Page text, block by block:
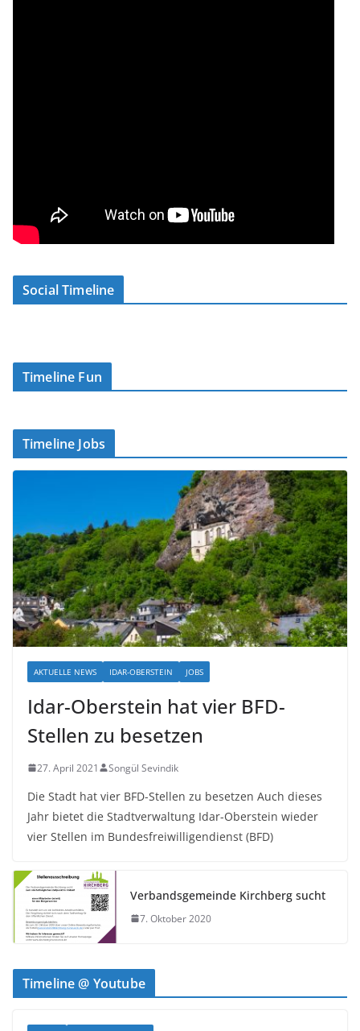
Social Timeline
Timeline Fun
Timeline Jobs
AKTUELLE NEWS IDAR-OBERSTEIN JOBS
Idar-Oberstein hat vier BFD-
Stellen zu besetzen
27. April 2021 Songül Sevindik
Die Stadt hat vier BFD-Stellen zu besetzen Auch dieses
Jahr bietet die Stadtverwaltung Idar-Oberstein wieder
vier Stellen im Bundesfreiwilligendienst (BFD)
Verbandsgemeinde Kirchberg sucht
7. Oktober 2020
Timeline @ Youtube